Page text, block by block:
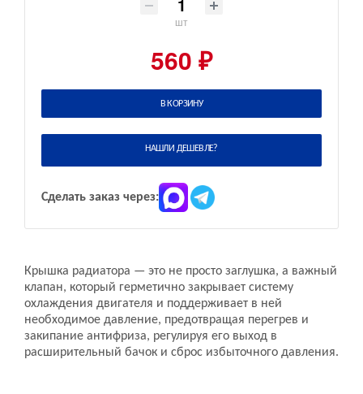
шт
560 ₽
В КОРЗИНУ
НАШЛИ ДЕШЕВЛЕ?
Сделать заказ через:
Крышка радиатора — это не просто заглушка, а важный
клапан, который герметично закрывает систему
охлаждения двигателя и поддерживает в ней
необходимое давление, предотвращая перегрев и
закипание антифриза, регулируя его выход в
расширительный бачок и сброс избыточного давления.